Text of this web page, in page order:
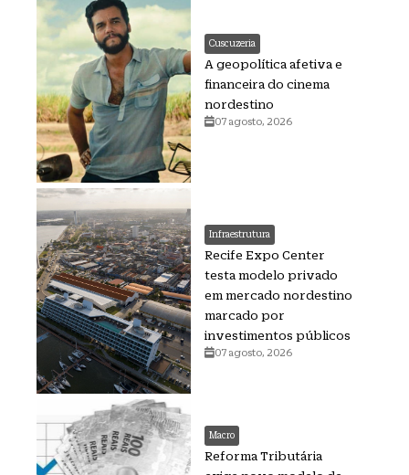
Cuscuzeria
A geopolítica afetiva e
financeira do cinema
nordestino
07 agosto, 2026
Infraestrutura
Recife Expo Center
testa modelo privado
em mercado nordestino
marcado por
investimentos públicos
07 agosto, 2026
Macro
Reforma Tributária